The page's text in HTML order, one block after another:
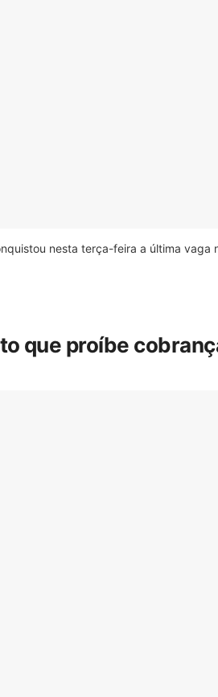
nesta terça-feira a última vaga
que proíbe